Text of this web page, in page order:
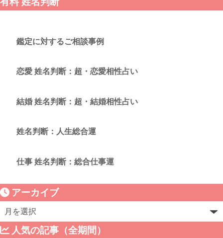
鑑定に対するご相談事例
恋愛 姓名判断：超・恋愛相性占い
結婚 姓名判断：超・結婚相性占い
姓名判断：人生総合運
仕事 姓名判断：総合仕事運
アーカイブ
人気の記事（全期間）